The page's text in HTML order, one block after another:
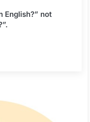
English?” not